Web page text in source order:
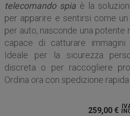
telecomando spia è la
per apparire e sentirsi come
per auto, nasconde una potente
capace di catturare
Ideale per la sicurezza
discreta o per raccogliere
Ordina ora con spedizione
259,00 €